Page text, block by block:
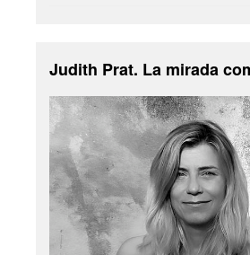
Judith Prat. La mirada